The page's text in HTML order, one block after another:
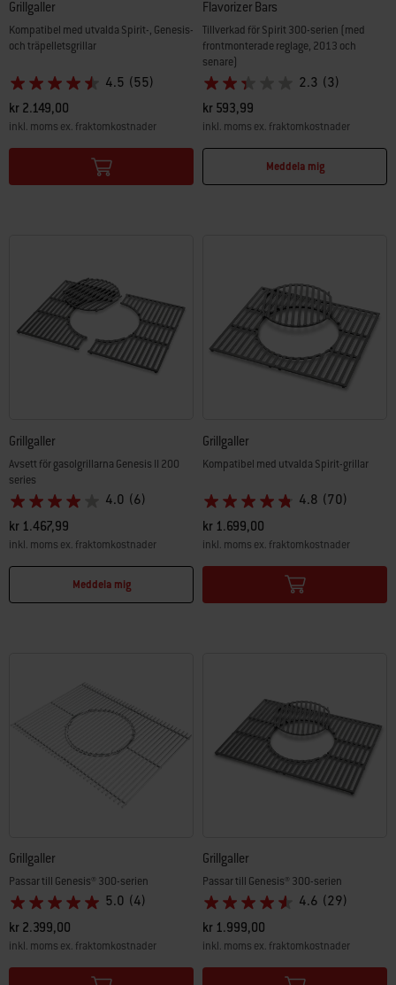
Grillgaller
Kompatibel med utvalda Spirit-, Genesis-
och träpelletsgrillar
4.5 (55)
kr 2.149,00
inkl. moms ex. fraktomkostnader
Color Options
Flavorizer Bars
Tillverkad för Spirit 300-serien (med
frontmonterade reglage, 2013 och
senare)
2.3 (3)
kr 593,99
inkl. moms ex. fraktomkostnader
Color Options
Meddela mig
Grillgaller
Avsett för gasolgrillarna Genesis II 200
series
4.0 (6)
kr 1.467,99
inkl. moms ex. fraktomkostnader
Color Options
Meddela mig
Grillgaller
Kompatibel med utvalda Spirit-grillar
4.8 (70)
kr 1.699,00
inkl. moms ex. fraktomkostnader
Color Options
Grillgaller
Passar till Genesis® 300-serien
5.0 (4)
kr 2.399,00
inkl. moms ex. fraktomkostnader
Color Options
Grillgaller
Passar till Genesis® 300-serien
4.6 (29)
kr 1.999,00
inkl. moms ex. fraktomkostnader
Color Options